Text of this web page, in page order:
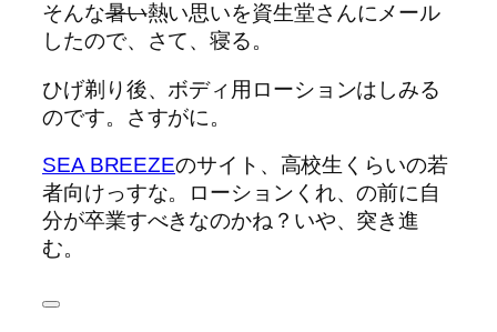
そんな暑い熱い思いを資生堂さんにメール
したので、さて、寝る。
ひげ剃り後、ボディ用ローションはしみる
のです。さすがに。
SEA BREEZEのサイト、高校生くらいの若
者向けっすな。ローションくれ、の前に自
分が卒業すべきなのかね？いや、突き進
む。